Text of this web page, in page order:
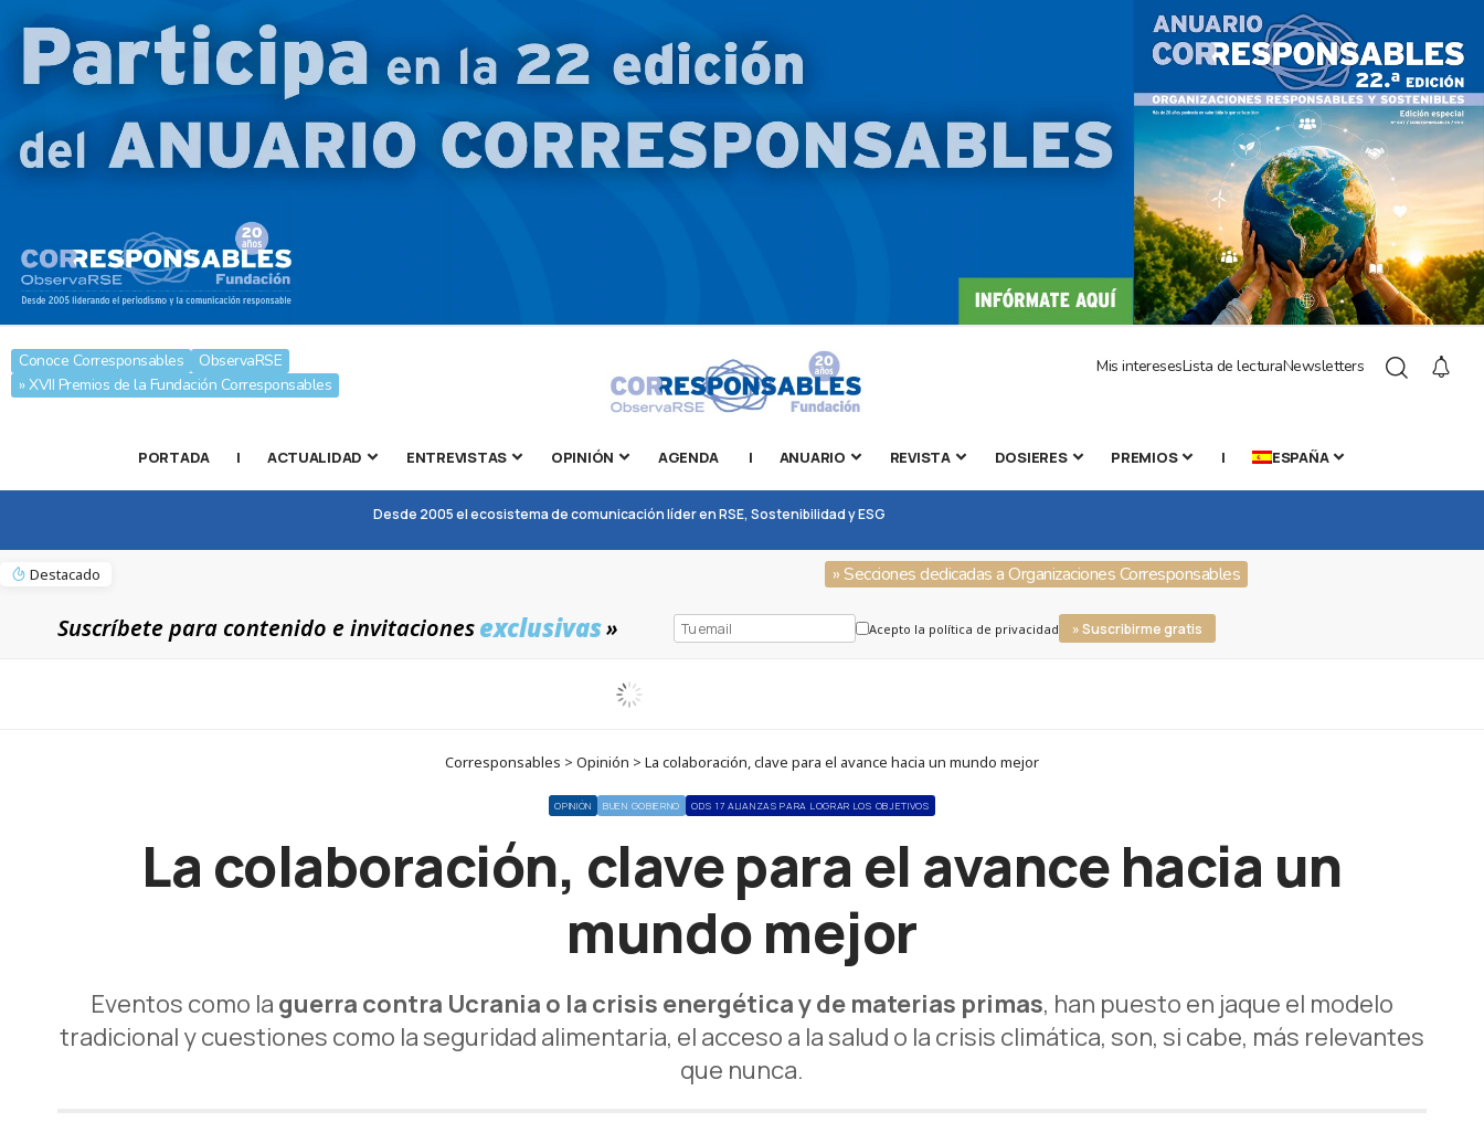
Conoce Corresponsables
ObservaRSE
» XVII Premios de la Fundación Corresponsables
Mis interesesLista de lecturaNewsletters
PORTADA | ACTUALIDAD ENTREVISTAS OPINIÓN AGENDA | ANUARIO REVISTA DOSIERES PREMIOS | ESPAÑA
Desde 2005 el ecosistema de comunicación líder en RSE, Sostenibilidad y ESG
Destacado » Secciones dedicadas a Organizaciones Corresponsables
Suscríbete para contenido e invitacionesexclusivas» Acepto la política de privacidad » Suscribirme gratis
Corresponsables > Opinión > La colaboración, clave para el avance hacia un mundo mejor
OPINIÓN BUEN GOBIERNO ODS 17 ALIANZAS PARA LOGRAR LOS OBJETIVOS
La colaboración, clave para el avance hacia un
mundo mejor
Eventos como la guerra contra Ucrania o la crisis energética y de materias primas, han puesto en jaque el modelo
tradicional y cuestiones como la seguridad alimentaria, el acceso a la salud o la crisis climática, son, si cabe, más relevantes
que nunca.